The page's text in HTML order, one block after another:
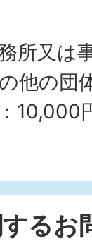
所又は
他の団
10,000
るお